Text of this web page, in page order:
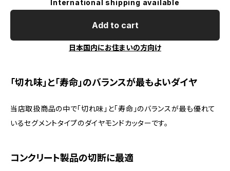
International shipping available
Add to cart
日本国内にお住まいの方向け
「切れ味」と「寿命」のバランスが最もよいダイヤ
当店取扱商品の中で「切れ味」と「寿命」のバランスが最も優れて
いるセグメントタイプのダイヤモンドカッターです。
コンクリート製品の切断に最適